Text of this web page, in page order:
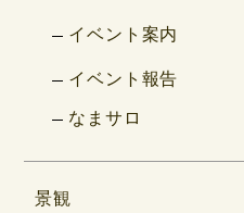
イベント案内
イベント報告
なまサロ
景観